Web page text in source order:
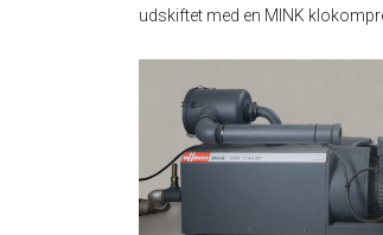
udskiftet med en MINK